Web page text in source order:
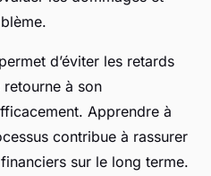
d’éviter les retards
retourne à son
Apprendre à
contribue à rassurer
sur le long terme.